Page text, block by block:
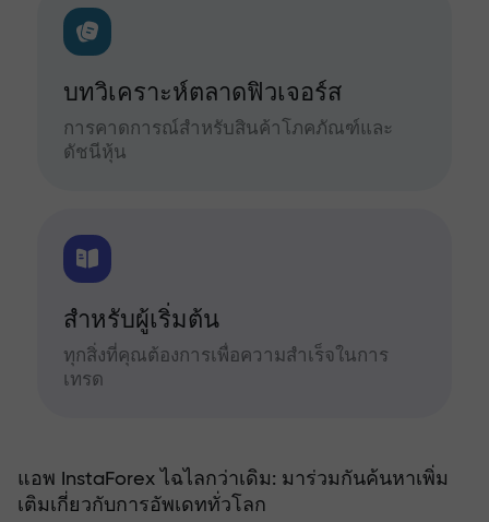
บทวิเคราะห์ตลาดฟิวเจอร์ส
การคาดการณ์สำหรับสินค้าโภคภัณฑ์และ
ดัชนีหุ้น
สำหรับผู้เริ่มต้น
ทุกสิ่งที่คุณต้องการเพื่อความสำเร็จในการ
เทรด
แอพ InstaForex ไฉไลกว่าเดิม: มาร่วมกันค้นหาเพิ่ม
เติมเกี่ยวกับการอัพเดททั่วโลก